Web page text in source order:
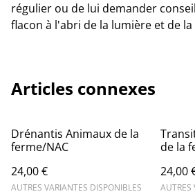
régulier ou de lui demander
flacon à l'abri de la lumière et de
Articles connexes
Drénantis Animaux de la
ferme/NAC
24,00 €
AUTRES VARIANTES DISPONIBLES
de la
24,00
AUTRES